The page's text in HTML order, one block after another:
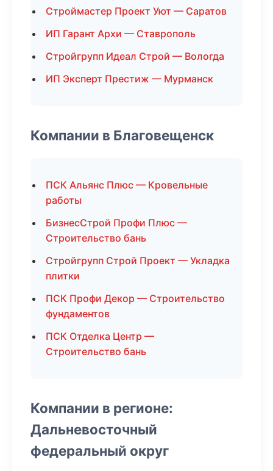
Строймастер Проект Уют — Саратов
ИП Гарант Архи — Ставрополь
Стройгрупп Идеал Строй — Вологда
ИП Эксперт Престиж — Мурманск
Компании в Благовещенск
ПСК Альянс Плюс — Кровельные
работы
БизнесСтрой Профи Плюс —
Строительство бань
Стройгрупп Строй Проект — Укладка
плитки
ПСК Профи Декор — Строительство
фундаментов
ПСК Отделка Центр —
Строительство бань
Компании в регионе:
Дальневосточный
федеральный округ